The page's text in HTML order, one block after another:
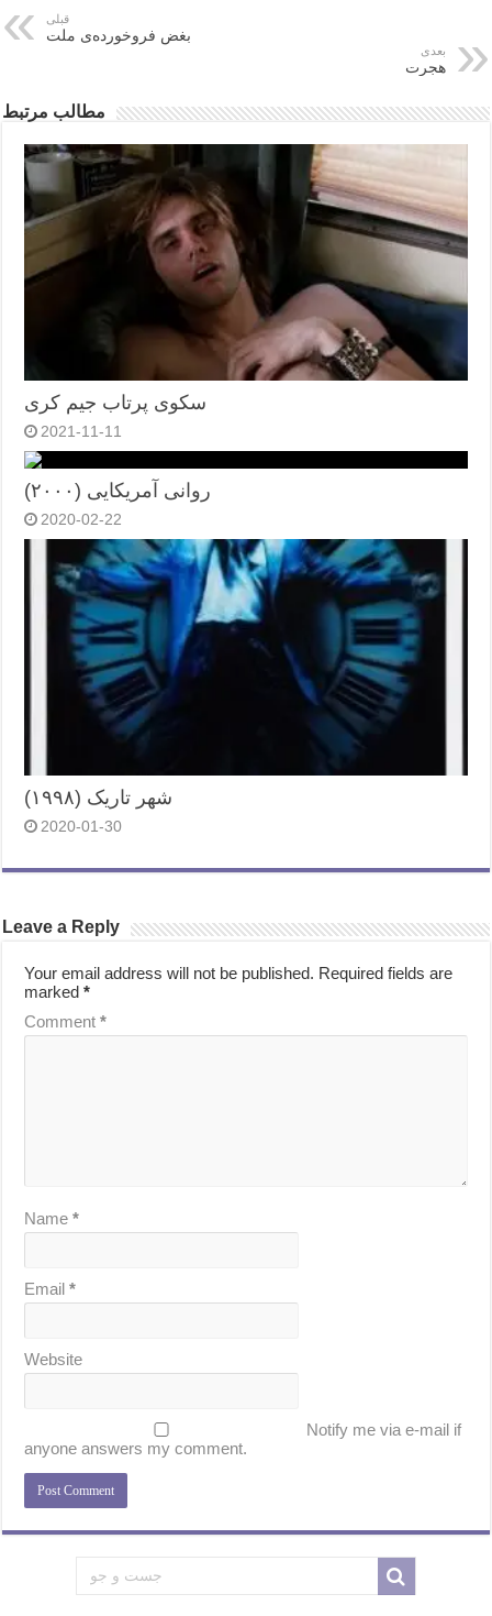
قبلی
بغض فروخورده‌ی ملت
بعدی
هجرت
مطالب مرتبط
سکوی پرتاب جیم کری
2021-11-11
روانی آمریکایی (۲۰۰۰)
2020-02-22
شهر تاریک (۱۹۹۸)
2020-01-30
Leave a Reply
Your email address will not be published. Required fields are
marked*
Comment*
Name*
Email*
Website
Notify me via e-mail if
anyone answers my comment.